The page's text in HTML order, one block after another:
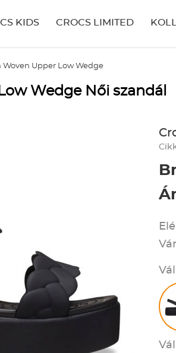
KIDS CROCS LIMITED
Woven Upper Low Wedge
Wedge Női szandál